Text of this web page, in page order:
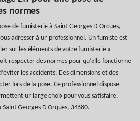
normes
de fumisterie à Saint Georges D Orques,
adresser à un professionnel. Un fumiste est
sur les éléments de votre fumisterie à
respecter des normes pour qu’elle fonctionne
les accidents. Des dimensions et des
lors de la pose. Ce professionnel dispose
un large choix pour vous satisfaire.
Saint Georges D Orques, 34680.